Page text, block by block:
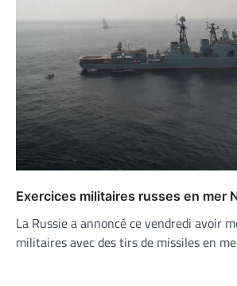
Exercices militaires russes en mer
La Russie a annoncé ce vendredi avoir
militaires avec des tirs de missiles en